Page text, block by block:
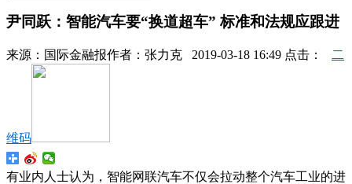
尹同跃：智能汽车要“换道超车” 标准和法规应跟进
来源： 国际金融报作者： 张力克 2019-03-18 16:49 点击： 二
维码
有业内人士认为，智能网联汽车不仅会拉动整个汽车工业的进